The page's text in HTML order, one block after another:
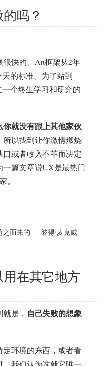
吗？
快的。Art框架从2年
的标准。为了站到
个终生学习和研究的
就没有跟上其他家伙
所以找到让你激情燃烧
或者收入不菲而决定
一篇文章说UX是最热门
。
之而来的 — 彼得·麦克威
在其它地方
是， 自己失败的想象
环境的东西，或者看
我们认为这就它唯一